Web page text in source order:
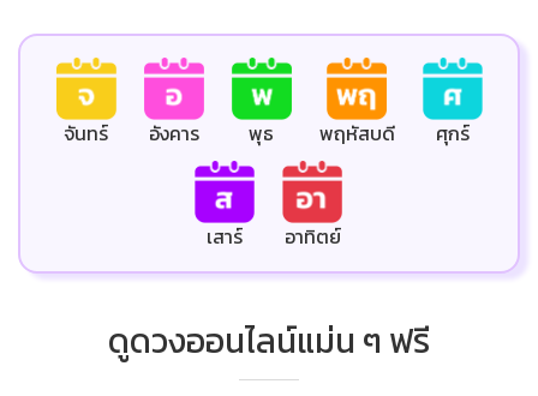
จันทร์ อังคาร พุธ พฤหัสบดี ศุกร์
เสาร์ อาทิตย์
ดูดวงออนไลน์แม่น ๆ ฟรี